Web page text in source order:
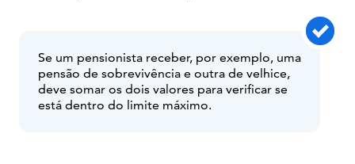
Se um pensionista receber, por exemplo, uma
pensão de sobrevivência e outra de velhice,
deve somar os dois valores para verificar se
está dentro do limite máximo.